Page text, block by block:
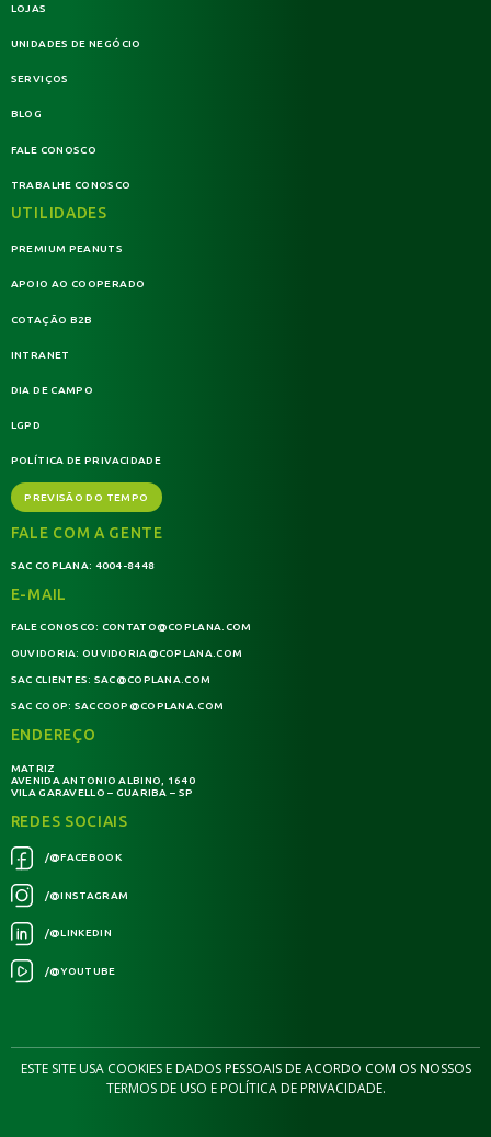
LOJAS
UNIDADES DE NEGÓCIO
SERVIÇOS
BLOG
FALE CONOSCO
TRABALHE CONOSCO
UTILIDADES
PREMIUM PEANUTS
APOIO AO COOPERADO
COTAÇÃO B2B
INTRANET
DIA DE CAMPO
LGPD
POLÍTICA DE PRIVACIDADE
PREVISÃO DO TEMPO
FALE COM A GENTE
SAC COPLANA: 4004-8448
E-MAIL
FALE CONOSCO: CONTATO@COPLANA.COM
OUVIDORIA: OUVIDORIA@COPLANA.COM
SAC CLIENTES: SAC@COPLANA.COM
SAC COOP: SACCOOP@COPLANA.COM
ENDEREÇO
MATRIZ
AVENIDA ANTONIO ALBINO, 1640
VILA GARAVELLO – GUARIBA – SP
REDES SOCIAIS
/@FACEBOOK
/@INSTAGRAM
/@LINKEDIN
/@YOUTUBE
ESTE SITE USA COOKIES E DADOS PESSOAIS DE ACORDO COM OS NOSSOS
TERMOS DE USO E POLÍTICA DE PRIVACIDADE.